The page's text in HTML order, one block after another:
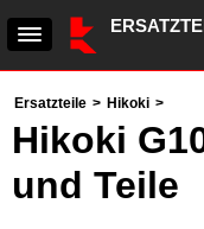
Ersatzteile > Hikoki >
Hikoki
und Teile